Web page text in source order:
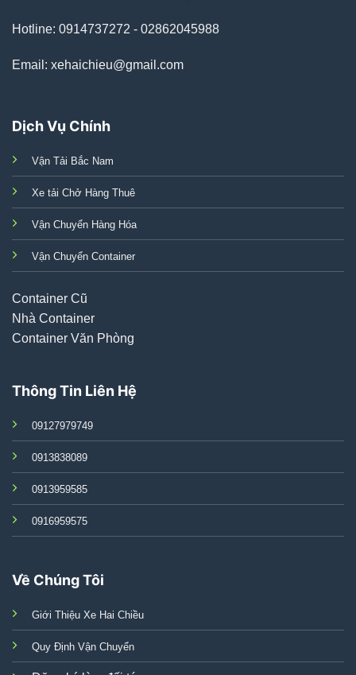
Hotline: 0914737272 - 02862045988
Email: xehaichieu@gmail.com
Dịch Vụ Chính
Vận Tải Bắc Nam
Xe tải Chở Hàng Thuê
Vận Chuyển Hàng Hóa
Vận Chuyển Container
Container Cũ
Nhà Container
Container Văn Phòng
Thông Tin Liên Hệ
09127979749
0913838089
0913959585
0916959575
Về Chúng Tôi
Giới Thiệu Xe Hai Chiều
Quy Định Vận Chuyển